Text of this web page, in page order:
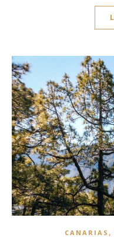
CANARIAS ,